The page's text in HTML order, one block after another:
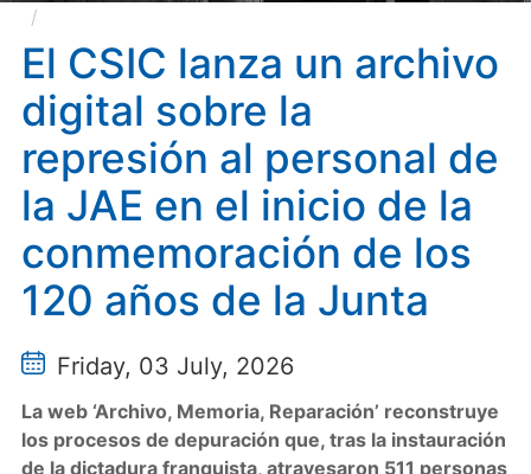
al personal de la JAE en el inicio de la conmemoración
de los 120 años de la Junta
El CSIC lanza un archivo
digital sobre la
represión al personal de
la JAE en el inicio de la
conmemoración de los
120 años de la Junta
Friday, 03 July, 2026
La web ‘Archivo, Memoria, Reparación’ reconstruye
los procesos de depuración que, tras la instauración
de la dictadura franquista, atravesaron 511 personas